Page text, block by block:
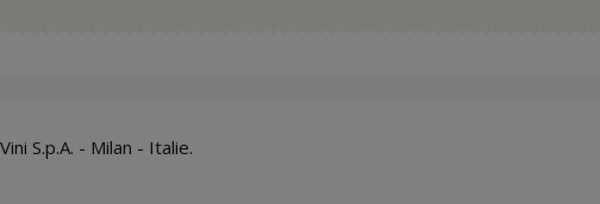
S.p.A. - Milan - Italie.